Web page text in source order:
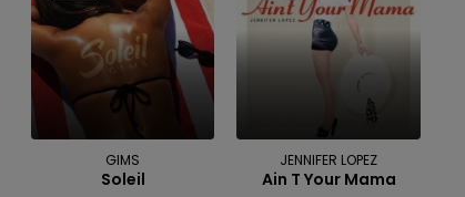
GIMS
Soleil
JENNIFER LOPEZ
Ain T Your Mama